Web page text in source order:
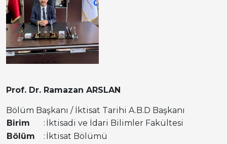
Prof. Dr. Ramazan ARSLAN
Bölüm Başkanı / İktisat Tarihi A.B.D Başkanı
Birim
: İktisadi ve İdari Bilimler Fakültesi
Bölüm
: İktisat Bölümü